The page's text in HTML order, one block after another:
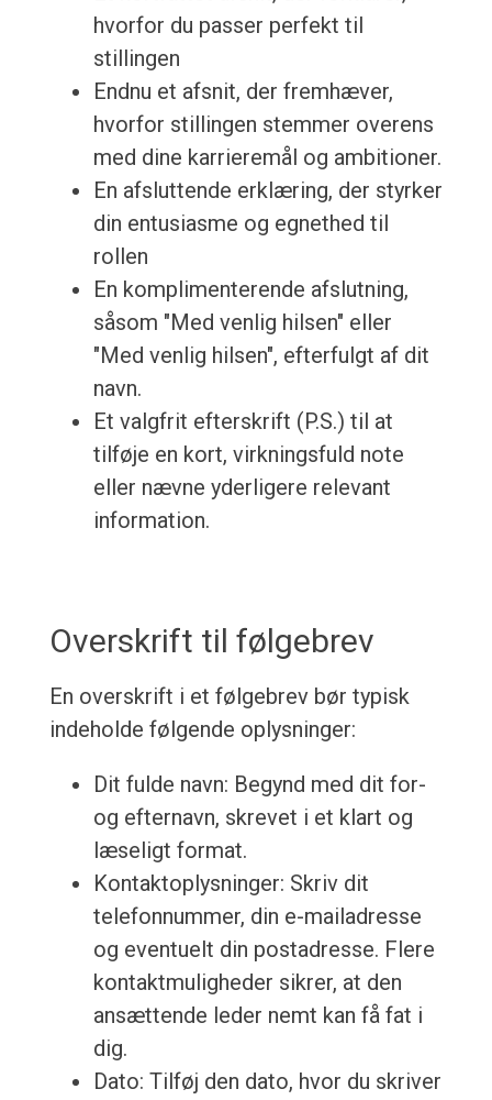
hvorfor du passer perfekt til
stillingen
Endnu et afsnit, der fremhæver,
hvorfor stillingen stemmer overens
med dine karrieremål og ambitioner.
En afsluttende erklæring, der styrker
din entusiasme og egnethed til
rollen
En komplimenterende afslutning,
såsom "Med venlig hilsen" eller
"Med venlig hilsen", efterfulgt af dit
navn.
Et valgfrit efterskrift (P.S.) til at
tilføje en kort, virkningsfuld note
eller nævne yderligere relevant
information.
Overskrift til følgebrev
En overskrift i et følgebrev bør typisk
indeholde følgende oplysninger:
Dit fulde navn: Begynd med dit for-
og efternavn, skrevet i et klart og
læseligt format.
Kontaktoplysninger: Skriv dit
telefonnummer, din e-mailadresse
og eventuelt din postadresse. Flere
kontaktmuligheder sikrer, at den
ansættende leder nemt kan få fat i
dig.
Dato: Tilføj den dato, hvor du skriver